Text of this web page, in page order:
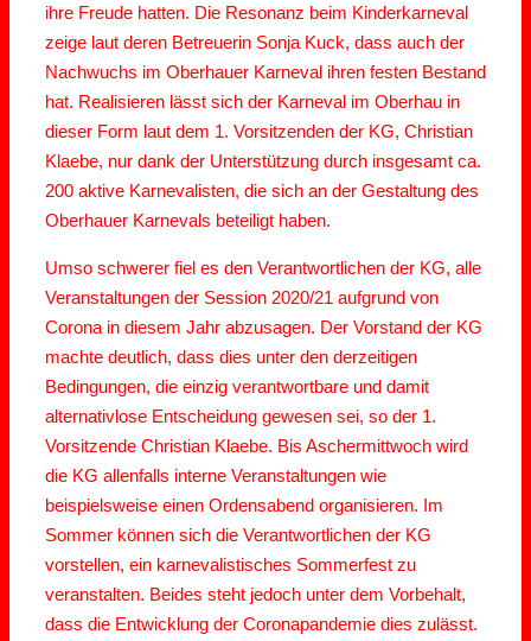
ihre Freude hatten. Die Resonanz beim Kinderkarneval
zeige laut deren Betreuerin Sonja Kuck, dass auch der
Nachwuchs im Oberhauer Karneval ihren festen Bestand
hat. Realisieren lässt sich der Karneval im Oberhau in
dieser Form laut dem 1. Vorsitzenden der KG, Christian
Klaebe, nur dank der Unterstützung durch insgesamt ca.
200 aktive Karnevalisten, die sich an der Gestaltung des
Oberhauer Karnevals beteiligt haben.
Umso schwerer fiel es den Verantwortlichen der KG, alle
Veranstaltungen der Session 2020/21 aufgrund von
Corona in diesem Jahr abzusagen. Der Vorstand der KG
machte deutlich, dass dies unter den derzeitigen
Bedingungen, die einzig verantwortbare und damit
alternativlose Entscheidung gewesen sei, so der 1.
Vorsitzende Christian Klaebe. Bis Aschermittwoch wird
die KG allenfalls interne Veranstaltungen wie
beispielsweise einen Ordensabend organisieren. Im
Sommer können sich die Verantwortlichen der KG
vorstellen, ein karnevalistisches Sommerfest zu
veranstalten. Beides steht jedoch unter dem Vorbehalt,
dass die Entwicklung der Coronapandemie dies zulässt.